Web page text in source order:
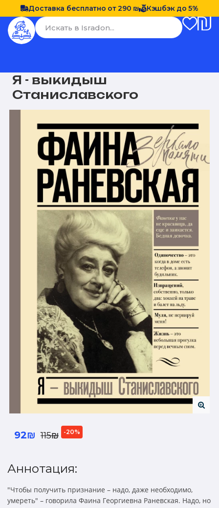
Доставка бесплатно от 290 ₪ Кэшбэк до 5%
Я - выкидыш
Станиславского
92₪ 115₪ -20%
Аннотация:
"Чтобы получить признание – надо, даже необходимо,
умереть" – говорила Фаина Георгиевна Раневская. Надо, но